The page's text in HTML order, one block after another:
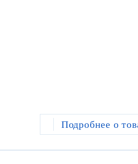
Подробнее о